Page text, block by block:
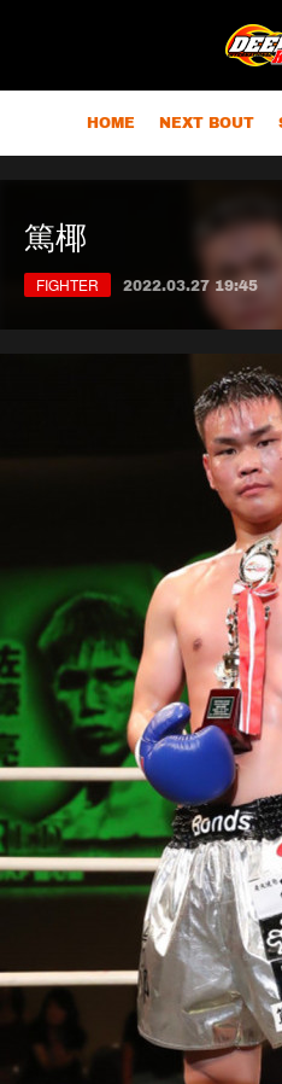
HOME NEXT BOUT
RANKING
篤椰
FIGHTER 2022.03.27 19:45